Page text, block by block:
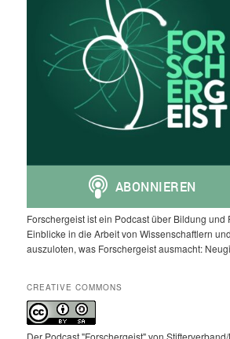
Forschergeist ist ein Podcast über Bildung und
Einblicke in die Arbeit von Wissenschaftlern
auszuloten, was Forschergeist ausmacht:
CREATIVE COMMONS